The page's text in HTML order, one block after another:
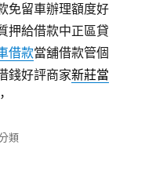
免留車辦理額度好
押給借款中正區貸
借款當舖借款管個
錢好評商家新莊當
類